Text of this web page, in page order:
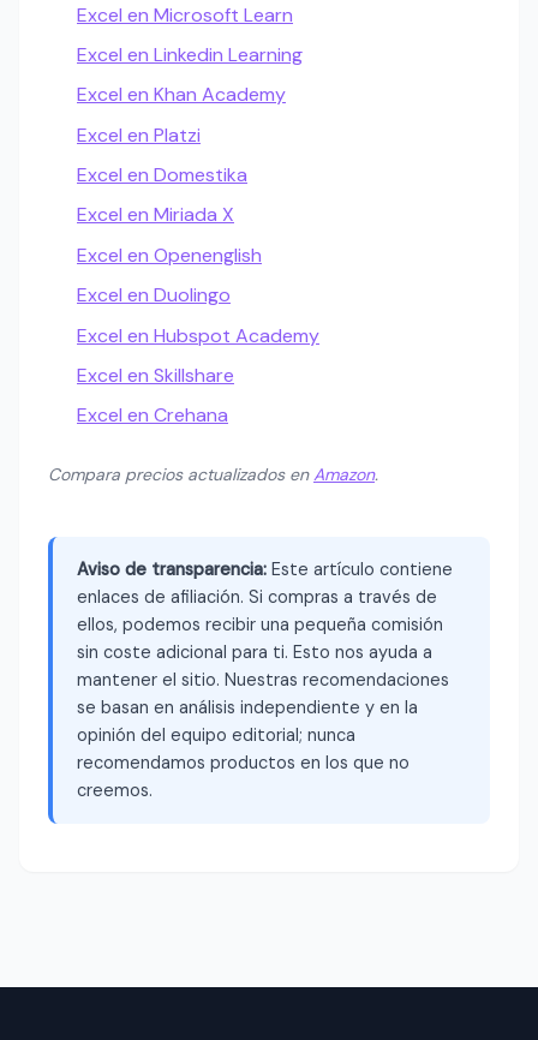
Excel en Microsoft Learn
Excel en Linkedin Learning
Excel en Khan Academy
Excel en Platzi
Excel en Domestika
Excel en Miriada X
Excel en Openenglish
Excel en Duolingo
Excel en Hubspot Academy
Excel en Skillshare
Excel en Crehana
Compara precios actualizados enAmazon.
Aviso de transparencia: Este artículo contiene
enlaces de afiliación. Si compras a través de
ellos, podemos recibir una pequeña comisión
sin coste adicional para ti. Esto nos ayuda a
mantener el sitio. Nuestras recomendaciones
se basan en análisis independiente y en la
opinión del equipo editorial; nunca
recomendamos productos en los que no
creemos.